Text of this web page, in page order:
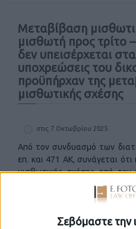
Σεβόμαστε την
Μεταβίβαση
μισθωτή προς τρίτο
δεν υπεισέρχεται
υποχρεώσεις του
προϋπήρχαν της
μισθωτικής σχέσης
στις 7 Οκτωβρίου 2025
Από τον συνδυασμό των
επ. και 471 ΑΚ, συνάγεται
μισθωτικής σχέσης από τον
μόνο με τον συνδυασμό
ύστερα από συναίνεση του
την αναδοχή χρέους με την